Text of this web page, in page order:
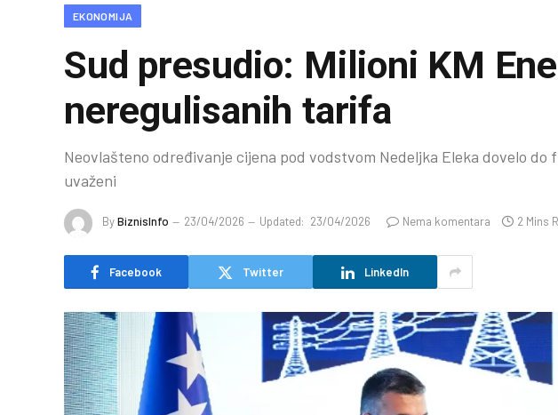
EKONOMIJA
Sud presudio: Milioni KM
neregulisanih tarifa
Neovlašteno određivanje cijena pod vodstvom Nedeljka Eleka dovelo
uvaženi
ByBiznisInfo 23/04/2026 Updated: 23/04/2026 Nema komentara 2 Mins
Facebook Twitter LinkedIn